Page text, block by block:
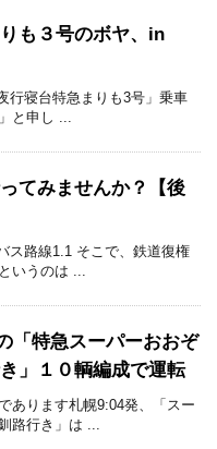
も３号のボヤ、in
行寝台特急まりも3号」乗車
と申し ...
てみませんか？【後
ス路線1.1 そこで、鉄道復権
いうのは ...
「特急スーパーおおぞ
」１０輌編成で運転
あります札幌9:04発、「スー
路行き」は ...